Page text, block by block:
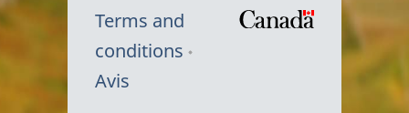
Terms and
conditions
Avis
Symbole